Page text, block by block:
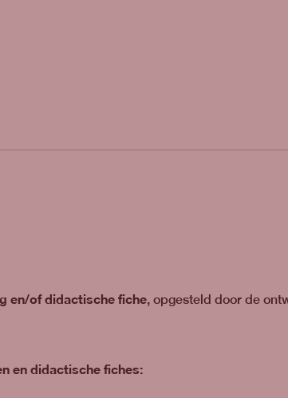
en/of didactische fiche, opgesteld door de
en didactische fiches: